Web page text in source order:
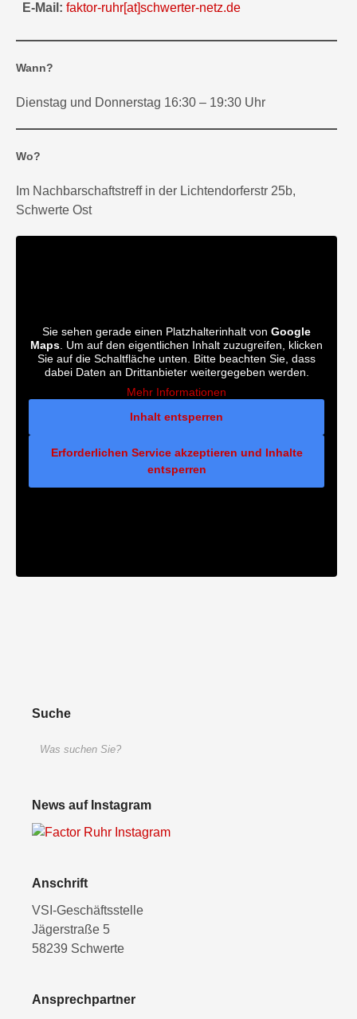
E-Mail: faktor-ruhr[at]schwerter-netz.de
Wann?
Dienstag und Donnerstag 16:30 – 19:30 Uhr
Wo?
Im Nachbarschaftstreff in der Lichtendorferstr 25b,
Schwerte Ost
Sie sehen gerade einen Platzhalterinhalt vonGoogle
Maps . Um auf den eigentlichen Inhalt zuzugreifen, klicken
Sie auf die Schaltfläche unten. Bitte beachten Sie, dass
dabei Daten an Drittanbieter weitergegeben werden.
Mehr Informationen
Inhalt entsperren
Erforderlichen Service akzeptieren und Inhalte
entsperren
Suche
News auf Instagram
Anschrift
VSI-Geschäftsstelle
Jägerstraße 5
58239 Schwerte
Ansprechpartner